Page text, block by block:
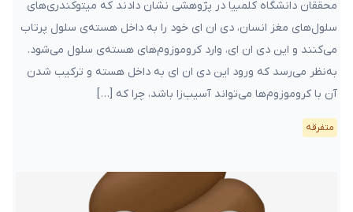
محققان دانشگاه کلمبیا در پژوهشی نشان دادند که میتوکندری‌های
سلول‌های مغز انسان، دی ان ای خود را به داخل هسته‌ی سلول پرتاب
می‌کنند و این دی ان ای، وارد کروموزوم‌های هسته‌ی سلول می‌شود.
به‌نظر می‌رسد که ورود این دی ان ای به داخل هسته و ترکیب شدن
آن با کروموزوم‌ها می‌تواند آسیب‌زا باشد، چرا که […]
متفرقه